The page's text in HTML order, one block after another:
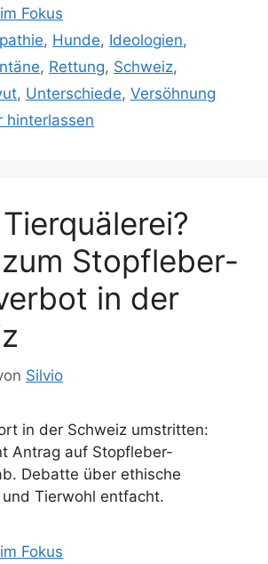
Fokus
, Hunde, Ideologien,
, Rettung, Schweiz,
, Unterschiede, Versöhnung
hinterlassen
zum Stopfleber-
in der
Silvio
in der Schweiz umstritten:
Antrag auf Stopfleber-
Debatte über ethische
Tierwohl entfacht.
Fokus